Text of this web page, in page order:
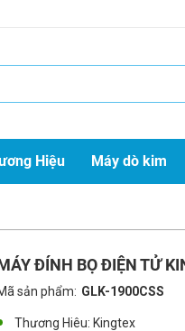
Hiệu Máy dò kim
ĐÍNH BỌ ĐIỆN TỬ
sản phẩm: GLK-1900CSS
Thương Hiêu: Kingtex